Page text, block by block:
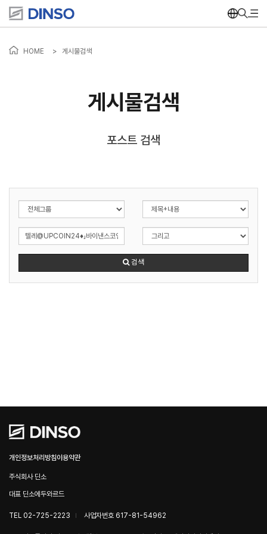
HOME > 게시물검색
게시물검색
포스트 검색
검색
개인정보처리방침이용약관
주식회사 딘소
대표 딘소에두와르드
TEL 02-725-2223 사업자번호 617-81-54962